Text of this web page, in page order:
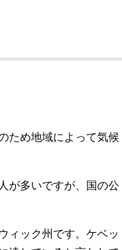
ため地域によって気候
が多いですが、国の公
ィック州です。ケベッ